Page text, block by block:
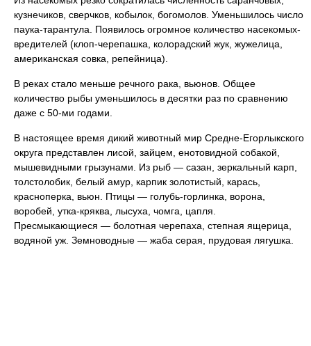
кузнечиков, сверчков, кобылок, богомолов. Уменьшилось число
паука-тарантула. Появилось огромное количество насекомых-
вредителей (клоп-черепашка, колорадский жук, жужелица,
американская совка, репейница).
В реках стало меньше речного рака, вьюнов. Общее
количество рыбы уменьшилось в десятки раз по сравнению
даже с 50-ми годами.
В настоящее время дикий животный мир Средне-Егорлыкского
округа представлен лисой, зайцем, енотовидной собакой,
мышевидными грызунами. Из рыб — сазан, зеркальный карп,
толстолобик, белый амур, карпик золотистый, карась,
красноперка, вьюн. Птицы — голубь-горлинка, ворона,
воробей, утка-кряква, лысуха, чомга, цапля.
Пресмыкающиеся — болотная черепаха, степная ящерица,
водяной уж. Земноводные — жаба серая, прудовая лягушка.